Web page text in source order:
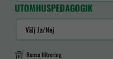
UTOMHUSPEDAGOGIK
Välj Ja/Nej
Rensa filtrering